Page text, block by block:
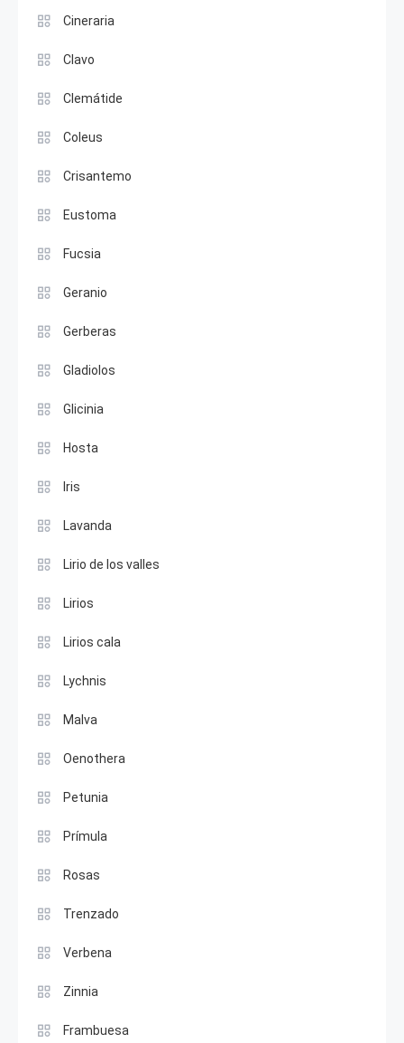
Cineraria
Clavo
Clemátide
Coleus
Crisantemo
Eustoma
Fucsia
Geranio
Gerberas
Gladiolos
Glicinia
Hosta
Iris
Lavanda
Lirio de los valles
Lirios
Lirios cala
Lychnis
Malva
Oenothera
Petunia
Prímula
Rosas
Trenzado
Verbena
Zinnia
Frambuesa